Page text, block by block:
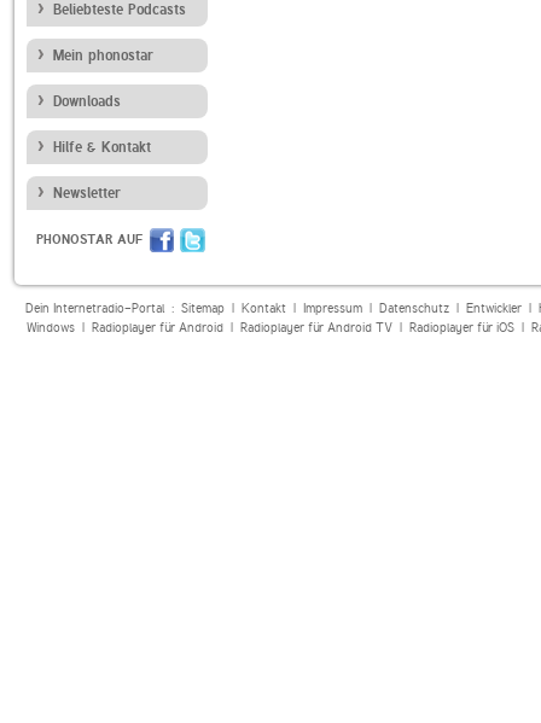
Beliebteste Podcasts
Mein phonostar
Downloads
Hilfe & Kontakt
Newsletter
PHONOSTAR AUF
Dein Internetradio-Portal : Sitemap| Kontakt| Impressum| Datenschutz| Entwickler|
Windows| Radioplayer für Android| Radioplayer für Android TV| Radioplayer für iOS|